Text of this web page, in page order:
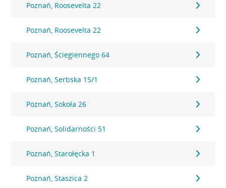
Poznań, Roosevelta 22
Poznań, Roosevelta 22
Poznań, Ściegiennego 64
Poznań, Serbska 15/1
Poznań, Sokoła 26
Poznań, Solidarności 51
Poznań, Starołęcka 1
Poznań, Staszica 2